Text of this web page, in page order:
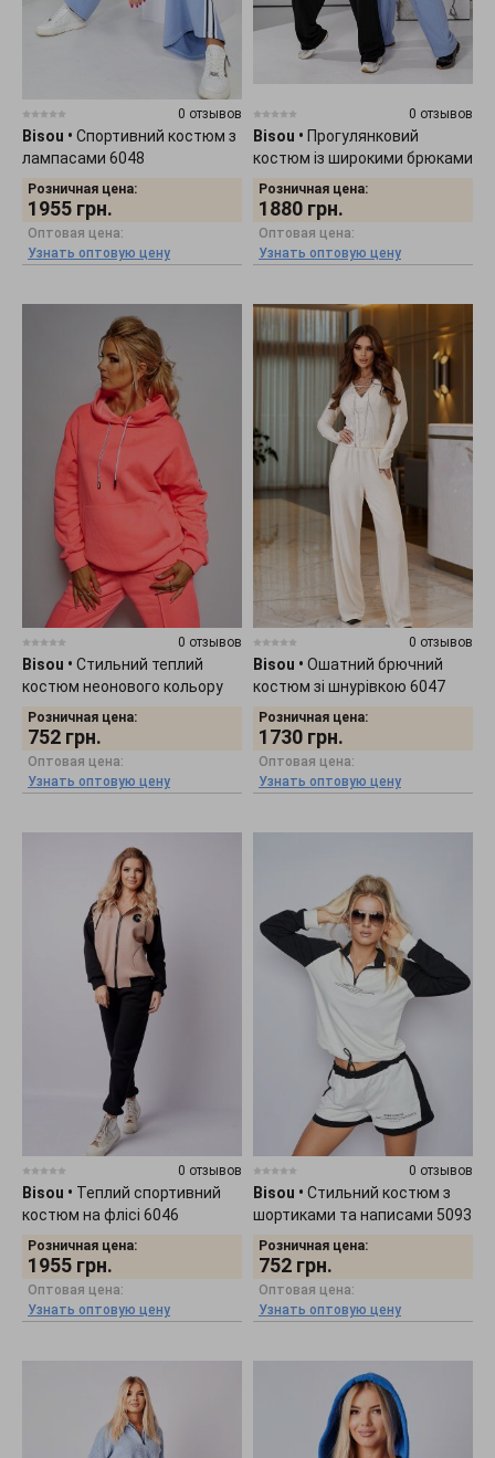
0 отзывов
Bisou • Спортивний костюм з
лампасами 6048
Розничная цена:
1955 грн.
Оптовая цена:
Узнать оптовую цену
0 отзывов
Bisou • Прогулянковий
костюм із широкими брюками
6024
Розничная цена:
1880 грн.
Оптовая цена:
Узнать оптовую цену
0 отзывов
Bisou • Стильний теплий
костюм неонового кольору
6020
Розничная цена:
752 грн.
Оптовая цена:
Узнать оптовую цену
0 отзывов
Bisou • Ошатний брючний
костюм зі шнурівкою 6047
Розничная цена:
1730 грн.
Оптовая цена:
Узнать оптовую цену
0 отзывов
Bisou • Теплий спортивний
костюм на флісі 6046
Розничная цена:
1955 грн.
Оптовая цена:
Узнать оптовую цену
0 отзывов
Bisou • Стильний костюм з
шортиками та написами 5093
Розничная цена:
752 грн.
Оптовая цена:
Узнать оптовую цену